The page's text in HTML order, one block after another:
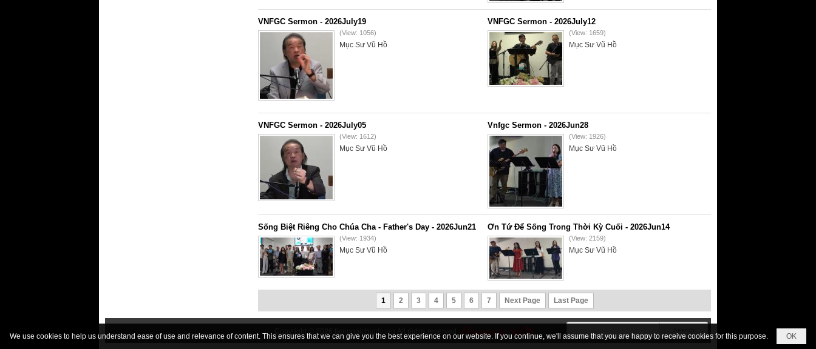
VNFGC Sermon - 2026July19
(View: 1056)
Mục Sư Vũ Hồ
VNFGC Sermon - 2026July12
(View: 1659)
Mục Sư Vũ Hồ
VNFGC Sermon - 2026July05
(View: 1612)
Mục Sư Vũ Hồ
Vnfgc Sermon - 2026Jun28
(View: 1926)
Mục Sư Vũ Hồ
Sống Biệt Riêng Cho Chúa Cha - Father's Day - 2026Jun21
(View: 1934)
Mục Sư Vũ Hồ
Ơn Tứ Để Sống Trong Thời Kỳ Cuối - 2026Jun14
(View: 2159)
Mục Sư Vũ Hồ
1 2 3 4 5 6 7 Next Page Last Page
Copyright © 2026 tiengnoichanly.org All rights reserved
OK
We use cookies to help us understand ease of use and relevance of content. This ensures that we can give you the best experience on our website. If you continue, we'll assume that you are happy to receive cookies for this purpose.